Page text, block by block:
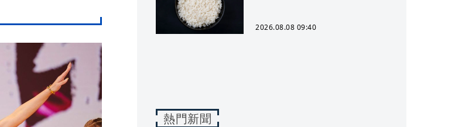
2026.08.08 09:40
熱門新聞